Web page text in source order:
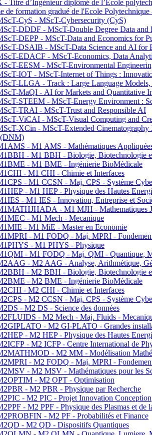
- Titre d’Ingénieur diplômé de l’École
de formation gradué de l'Ecole
CyS - MScT-Cybersecurity (CyS)
DDDF - MScT-Double Degree Data and
DEPP - MScT-Data and Economics for
DSAIB - MScT-Data Science and AI for
EDACF - MScT-Economics, Data
EESM - MScT-Environmental
IOT - MScT-Internet of Things :
LLGA - Track : Large Language Models,
MaQI - AI for Markets and Quantitative
STEEM - MScT-Energy Environment :
TRAI - MScT-Trust and Responsible AI
ViCAI - MScT-Visual Computing and
XCin - MScT-Extended Cinematography
- M1 AMS - Mathématiques
- M1 BBH - Biologie, Biotechnologie
- M1 BME - Ingénierie BioMédicale
- M1 CHI - Chimie et Interfaces
- M1 CCSN - Maj. CPS - Système
- M1 HEP - Physique des Hautes
- M1 IES - Innovation, Entreprise et
- M1 MJH - Mathematiques
- M1 Mech - Mecanique
- M1 MiE - Master en Economie
- M1 FODQ - Maj. MPRI -
- M1 PHYS - Physique
- M1 FODQ - Maj. QMI - Quantique,
- M2 AAG - Analyse, Arithmétique,
- M2 BBH - Biologie, Biotechnologie
- M2 BME - Ingénierie BioMédicale
- M2 CHI - Chimie et Interfaces
- M2 CCSN - Maj. CPS - Système
- M2 DS - Science des données
- M2 Mech - Maj. Fluids -
- M2 GI-PLATO - Grandes
- M2 HEP - Physique des Hautes
- M2 ICFP - Centre International de
- M2 MM - Modélisation
- M2 FODQ - Maj. MPRI -
- M2 MSV - Mathématiques pour les
- M2 OPT - Optimisation
- M2 PBR - Physique par Recherche
- M2 PIC - Projet Innovation Conception
- M2 PPF - Physique des Plasmas et de
- M2 PF - Probabilités et Finance
- M2 QD - Dispositifs Quantiques